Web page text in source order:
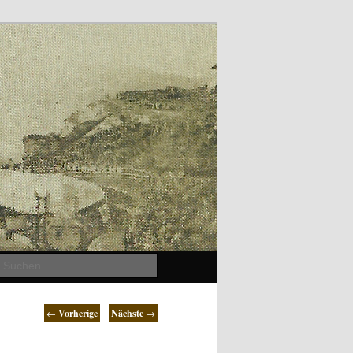
← Vorherige Nächste →